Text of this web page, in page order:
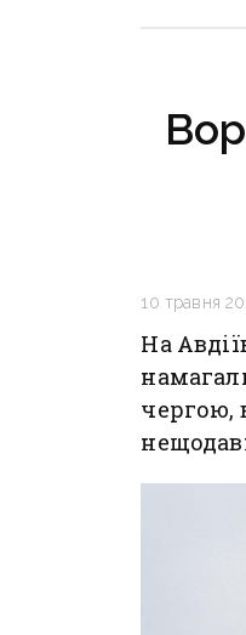
10 травня
На
чергою,